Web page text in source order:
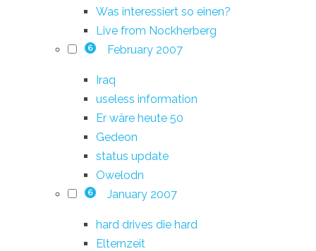
Was interessiert so einen?
Live from Nockherberg
6 February 2007
Iraq
useless information
Er wäre heute 50
Gedeon
status update
Owelodn
6 January 2007
hard drives die hard
Elternzeit